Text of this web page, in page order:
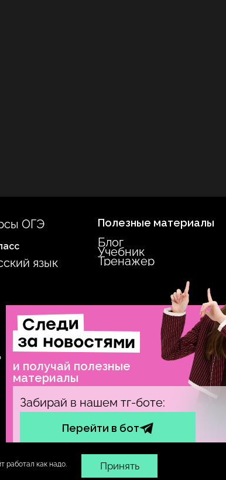
работал как надо. Принять
ОГЭ
язык
Полезные материалы
Блог
Учебник
Тренажер
Следи
за новостями
и получай полезные
материалы
Забирай в нашем тг-боте:
Перейти в бот